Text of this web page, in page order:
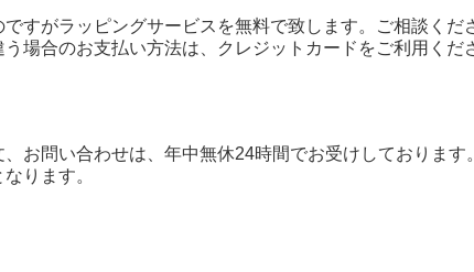
すがラッピングサービスを無料で致します。ご相談くだ
場合のお支払い方法は、クレジットカードをご利用くだ
お問い合わせは、年中無休24時間でお受けしております
ります。